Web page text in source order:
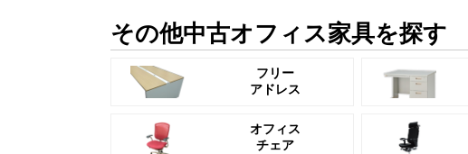
その他中古オフィス家具を探す
フリー
アドレス
オフィス
チェア